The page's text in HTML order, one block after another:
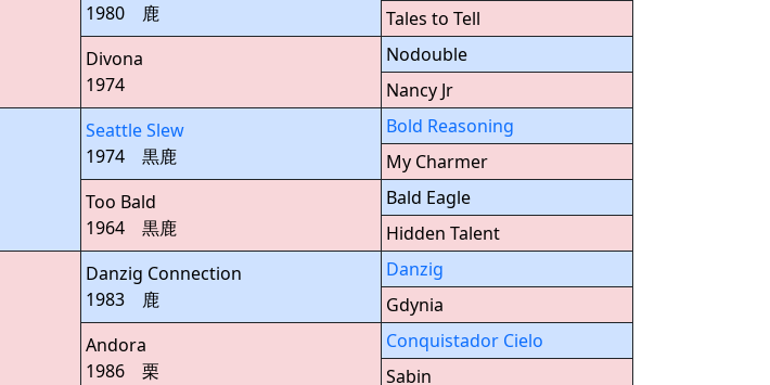
1980 鹿
Tales to Tell
Divona
1974
Nodouble
Nancy Jr
Seattle Slew
1974 黒鹿
Bold Reasoning
My Charmer
Too Bald
1964 黒鹿
Bald Eagle
Hidden Talent
Danzig Connection
1983 鹿
Danzig
Gdynia
Andora
1986 栗
Conquistador Cielo
Sabin